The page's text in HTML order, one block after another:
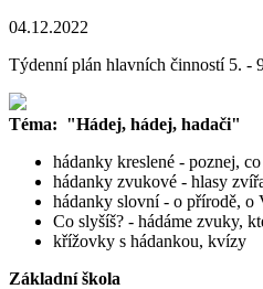
04.12.2022
Týdenní plán hlavních činností 5. -
Téma: "Hádej, hádej, hadači"
hádanky kreslené - poznej,
hádanky zvukové - hlasy
hádanky slovní - o přírodě, o
Co slyšíš? - hádáme zvuky,
křížovky s hádankou, kvízy
Základní škola